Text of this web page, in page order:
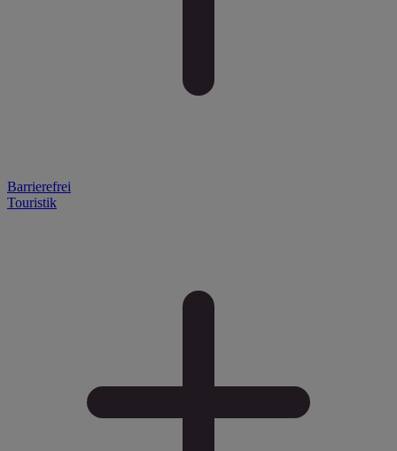
Barrierefrei
Touristik